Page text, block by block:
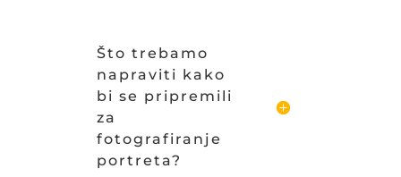
Što trebamo
napraviti kako
bi se pripremili
za
fotografiranje
portreta?